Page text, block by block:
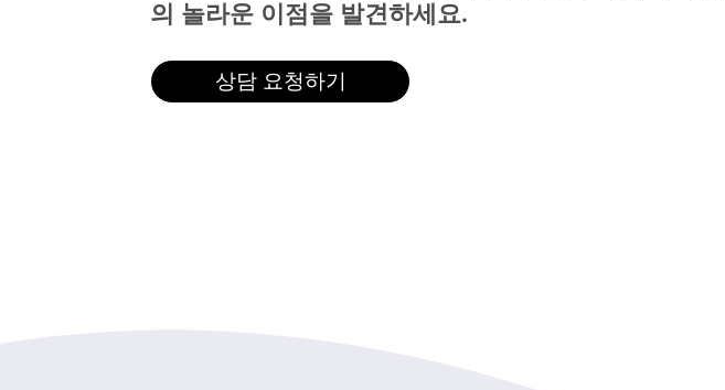
의 놀라운 이점을 발견하세요.
상담 요청하기